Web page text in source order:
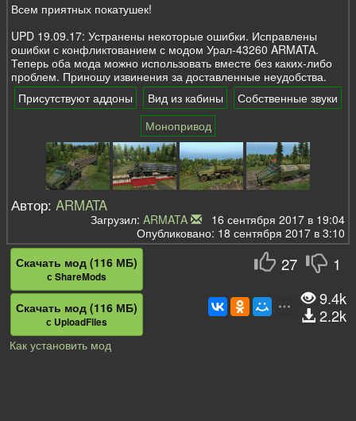
Всем приятных покатушек!
UPD 19.09.17: Устранены некоторые ошибки. Исправлены
ошибки с конфликтованием с модом Урал-43260 ARMATA.
Теперь оба мода можно использовать вместе без каких-либо
проблем. Приношу извинения за доставленные неудобства.
Присутствуют аддоны
Вид из кабины
Собственные звуки
Монопривод
Автор:ARMATA
Загрузил: ARMATA
16 сентября 2017 в 19:04
Опубликовано: 18 сентября 2017 в 3:10
27 1
Скачать мод (116 МБ)
с ShareMods
Скачать мод (116 МБ)
с UploadFiles
9.4k
2.2k
Как установить мод